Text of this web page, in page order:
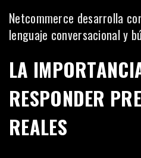
Netcommerce desarrolla
lenguaje conversacional y
LA
RESPONDER
REALES